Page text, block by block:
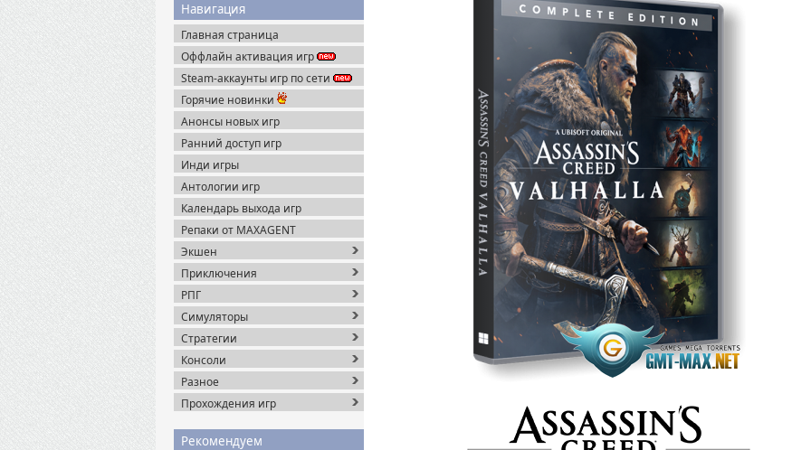
Навигация
Главная страница
Оффлайн активация игр
Steam-аккаунты игр по сети
Горячие новинки
Анонсы новых игр
Ранний доступ игр
Инди игры
Антологии игр
Календарь выхода игр
Репаки от MAXAGENT
Экшен
Приключения
РПГ
Симуляторы
Стратегии
Консоли
Разное
Прохождения игр
Рекомендуем